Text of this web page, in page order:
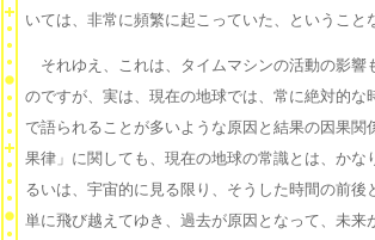
いては、非常に頻繁に起こっていた、ということ
それゆえ、これは、タイムマシンの活動の影響
のですが、実は、現在の地球では、常に絶対的な
で語られることが多いような原因と結果の因果関
果律」に関しても、現在の地球の常識とは、かな
るいは、宇宙的に見る限り、そうした時間の前後
単に飛び越えてゆき、過去が原因となって、未来